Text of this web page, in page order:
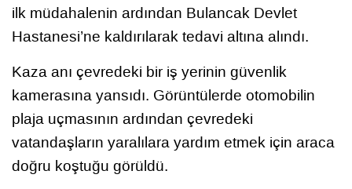
ilk müdahalenin ardından Bulancak Devlet
Hastanesi’ne kaldırılarak tedavi altına alındı.
Kaza anı çevredeki bir iş yerinin güvenlik
kamerasına yansıdı. Görüntülerde otomobilin
plaja uçmasının ardından çevredeki
vatandaşların yaralılara yardım etmek için araca
doğru koştuğu görüldü.